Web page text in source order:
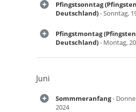
Pfingstsonntag
Deutschland)- Sonntag,
Pfingstmontag
Deutschland)- Montag,
Juni
Sommmeranfang-
2024